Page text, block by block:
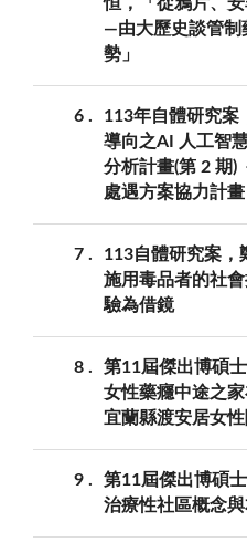
—由大歷史談管制
勢」
6
113年自體研究案
導向之AI 人工智
分析計畫(第 2 期)
處遇方案協力計畫
7
113自體研究案，
施用毒品者的社
驗為借鏡
8
第11屆傑出博碩
女性藥癮中途之
宜蘭縣渡安居女
9
第11屆傑出博碩
治療性社區概念